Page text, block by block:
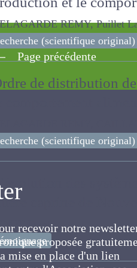
REMY, Puillet
(scientifique original)
de distribution
(scientifique original)
des
caprine de
Frantz
Page précédente
recevoir notre
proposée
vise la mise en